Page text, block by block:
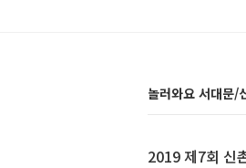
놀러와요 서대문/
2019 제7회 신